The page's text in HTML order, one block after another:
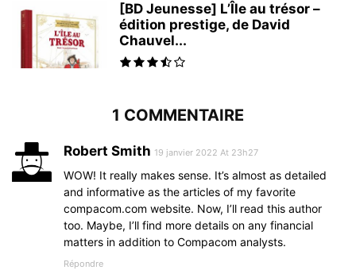
[BD Jeunesse] L’Île au trésor –
édition prestige, de David
Chauvel...
1 COMMENTAIRE
Robert Smith 19 janvier 2022 At 23h27
WOW! It really makes sense. It’s almost as detailed
and informative as the articles of my favorite
compacom.com website. Now, I’ll read this author
too. Maybe, I’ll find more details on any financial
matters in addition to Compacom analysts.
Répondre